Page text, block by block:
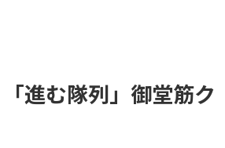
進む隊列」御堂筋ク